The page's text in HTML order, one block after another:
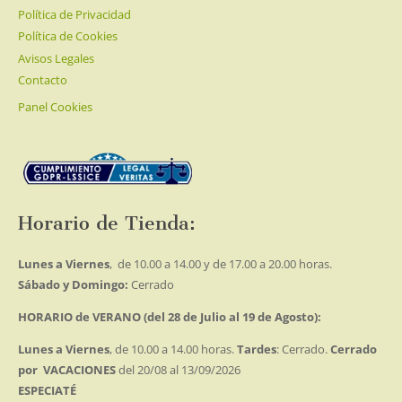
Política de Privacidad
Política de Cookies
Avisos Legales
Contacto
Panel Cookies
Horario de Tienda:
Lunes a Viernes, de 10.00 a 14.00 y de 17.00 a 20.00 horas.
Sábado y Domingo: Cerrado
HORARIO de VERANO (del 28 de Julio al 19 de Agosto):
Lunes a Viernes, de 10.00 a 14.00 horas.Tardes: Cerrado.Cerrado
por VACACIONESdel 20/08 al 13/09/2026
ESPECIATÉ